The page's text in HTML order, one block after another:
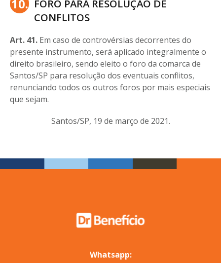
10. FORO PARA RESOLUÇÃO DE
CONFLITOS
Art. 41. Em caso de controvérsias decorrentes do
presente instrumento, será aplicado integralmente o
direito brasileiro, sendo eleito o foro da comarca de
Santos/SP para resolução dos eventuais conflitos,
renunciando todos os outros foros por mais especiais
que sejam.
Santos/SP, 19 de março de 2021.
Whatsapp: